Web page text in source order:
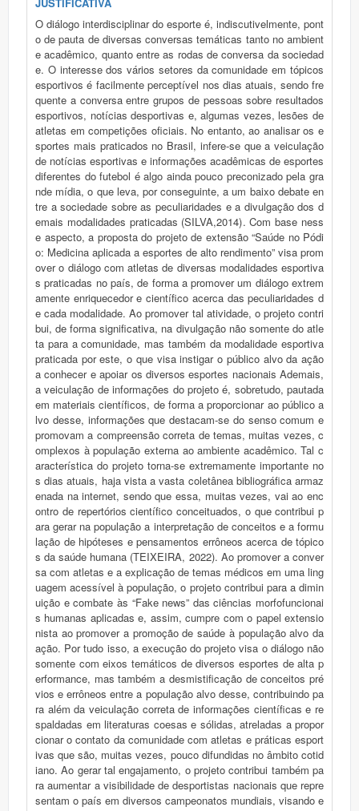
O diálogo interdisciplinar do esporte é, indiscutivelmente, pont
o de pauta de diversas conversas temáticas tanto no ambient
e acadêmico, quanto entre as rodas de conversa da sociedad
e. O interesse dos vários setores da comunidade em tópicos
esportivos é facilmente perceptível nos dias atuais, sendo fre
quente a conversa entre grupos de pessoas sobre resultados
esportivos, notícias desportivas e, algumas vezes, lesões de
atletas em competições oficiais. No entanto, ao analisar os e
sportes mais praticados no Brasil, infere-se que a veiculação
de notícias esportivas e informações acadêmicas de esportes
diferentes do futebol é algo ainda pouco preconizado pela gra
nde mídia, o que leva, por conseguinte, a um baixo debate en
tre a sociedade sobre as peculiaridades e a divulgação dos d
emais modalidades praticadas (SILVA,2014). Com base ness
e aspecto, a proposta do projeto de extensão “Saúde no Pódi
o: Medicina aplicada a esportes de alto rendimento” visa prom
over o diálogo com atletas de diversas modalidades esportiva
s praticadas no país, de forma a promover um diálogo extrem
amente enriquecedor e científico acerca das peculiaridades d
e cada modalidade. Ao promover tal atividade, o projeto contri
bui, de forma significativa, na divulgação não somente do atle
ta para a comunidade, mas também da modalidade esportiva
praticada por este, o que visa instigar o público alvo da ação
a conhecer e apoiar os diversos esportes nacionais Ademais,
a veiculação de informações do projeto é, sobretudo, pautada
em materiais científicos, de forma a proporcionar ao público a
lvo desse, informações que destacam-se do senso comum e
promovam a compreensão correta de temas, muitas vezes, c
omplexos à população externa ao ambiente acadêmico. Tal c
aracterística do projeto torna-se extremamente importante no
s dias atuais, haja vista a vasta coletânea bibliográfica armaz
enada na internet, sendo que essa, muitas vezes, vai ao enc
ontro de repertórios científico conceituados, o que contribui p
ara gerar na população a interpretação de conceitos e a formu
lação de hipóteses e pensamentos errôneos acerca de tópico
s da saúde humana (TEIXEIRA, 2022). Ao promover a conver
sa com atletas e a explicação de temas médicos em uma ling
uagem acessível à população, o projeto contribui para a dimin
uição e combate às “Fake news” das ciências morfofuncionai
s humanas aplicadas e, assim, cumpre com o papel extensio
nista ao promover a promoção de saúde à população alvo da
ação. Por tudo isso, a execução do projeto visa o diálogo não
somente com eixos temáticos de diversos esportes de alta p
erformance, mas também a desmistificação de conceitos pré
vios e errôneos entre a população alvo desse, contribuindo pa
ra além da veiculação correta de informações científicas e re
spaldadas em literaturas coesas e sólidas, atreladas a propor
cionar o contato da comunidade com atletas e práticas esport
ivas que são, muitas vezes, pouco difundidas no âmbito cotid
iano. Ao gerar tal engajamento, o projeto contribui também pa
ra aumentar a visibilidade de desportistas nacionais que repre
sentam o país em diversos campeonatos mundiais, visando e